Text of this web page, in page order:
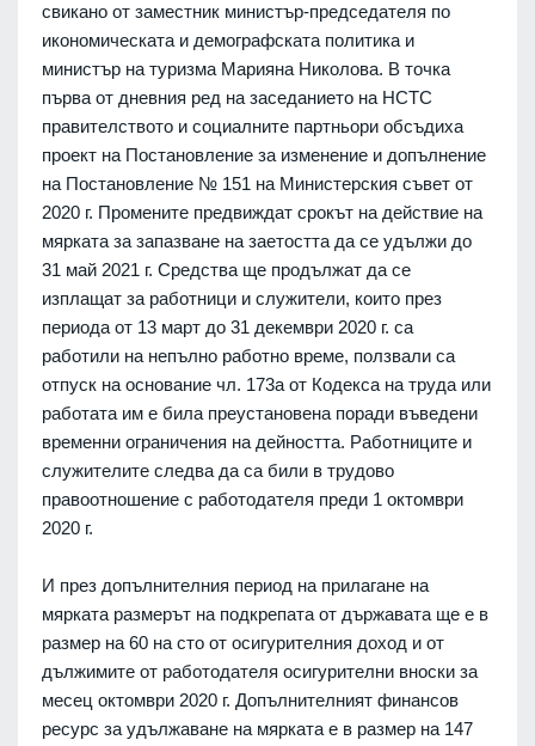
свикано от заместник министър-председателя по
икономическата и демографската политика и
министър на туризма Марияна Николова. В точка
първа от дневния ред на заседанието на НСТС
правителството и социалните партньори обсъдиха
проект на Постановление за изменение и допълнение
на Постановление № 151 на Министерския съвет от
2020 г. Промените предвиждат срокът на действие на
мярката за запазване на заетостта да се удължи до
31 май 2021 г. Средства ще продължат да се
изплащат за работници и служители, които през
периода от 13 март до 31 декември 2020 г. са
работили на непълно работно време, ползвали са
отпуск на основание чл. 173а от Кодекса на труда или
работата им е била преустановена поради въведени
временни ограничения на дейността. Работниците и
служителите следва да са били в трудово
правоотношение с работодателя преди 1 октомври
2020 г.
И през допълнителния период на прилагане на
мярката размерът на подкрепата от държавата ще е в
размер на 60 на сто от осигурителния доход и от
дължимите от работодателя осигурителни вноски за
месец октомври 2020 г. Допълнителният финансов
ресурс за удължаване на мярката е в размер на 147